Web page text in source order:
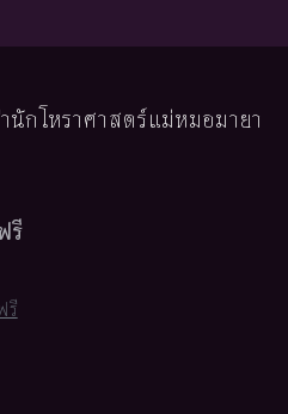
กโหราศาสตร์แม่หมอมายา
รี
รี